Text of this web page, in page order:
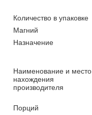
Количество в упаковке
Магний
Назначение
Наименование и место
нахождения
производителя
Порций